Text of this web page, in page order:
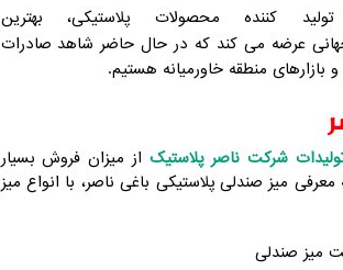
کننده محصولات پلاستیکی، بهترین
جهانی عرضه می کند که در حال حاضر شاهد صادرات
منطقه خاورمیانه هستیم.
شرکت ناصر پلاستیکاز میزان فروش بسیار
میز صندلی پلاستیکی باغی ناصر، با انواع میز